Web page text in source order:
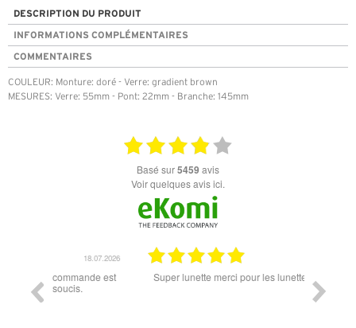
DESCRIPTION DU PRODUIT
INFORMATIONS COMPLÉMENTAIRES
COMMENTAIRES
COULEUR: Monture: doré - Verre: gradient brown
MESURES: Verre: 55mm - Pont: 22mm - Branche: 145mm
basé sur5459 avis
Voir quelques avis ici.
Super lunette merci pour les lunettes pour l'éclipse